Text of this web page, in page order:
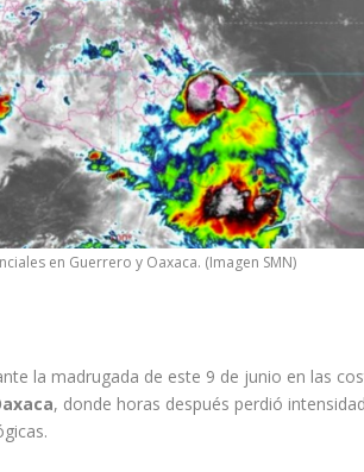
en Guerrero y Oaxaca. (Imagen SMN)
la madrugada de este 9 de junio en las
, donde horas después perdió